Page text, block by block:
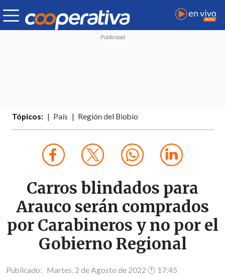
Tópicos: País Región del Biobío
Carros blindados para
Arauco serán comprados
por Carabineros y no por el
Gobierno Regional
Publicado: Martes, 2 de Agosto de 2022 🕐 17:45